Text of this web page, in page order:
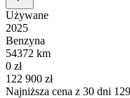
Używane
2025
Benzyna
54372 km
0 zł
122 900 zł
Najniższa cena z 30 dni